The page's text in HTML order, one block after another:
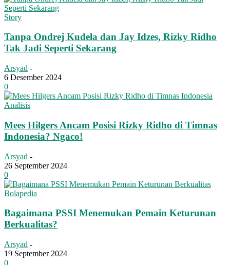
Story
Tanpa Ondrej Kudela dan Jay Idzes, Rizky Ridho
Tak Jadi Seperti Sekarang
Arsyad -
6 Desember 2024
0
Analisis
Mees Hilgers Ancam Posisi Rizky Ridho di Timnas
Indonesia? Ngaco!
Arsyad -
26 September 2024
0
Bolapedia
Bagaimana PSSI Menemukan Pemain Keturunan
Berkualitas?
Arsyad -
19 September 2024
0